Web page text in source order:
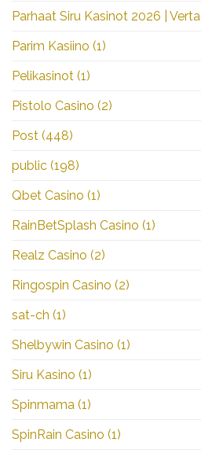
Parhaat Siru Kasinot 2026 |
Parim Kasiino (1)
Pelikasinot (1)
Pistolo Casino (2)
Post (448)
public (198)
Qbet Casino (1)
RainBetSplash Casino (1)
Realz Casino (2)
Ringospin Casino (2)
sat-ch (1)
Shelbywin Casino (1)
Siru Kasino (1)
Spinmama (1)
SpinRain Casino (1)